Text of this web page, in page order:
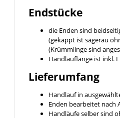
Endstücke
die Enden sind
(gekappt ist sägerau
(Krümmlinge sind
Handlauflänge ist inkl.
Lieferumfang
Handlauf in
Enden bearbeitet nach
Handläufe selber sind